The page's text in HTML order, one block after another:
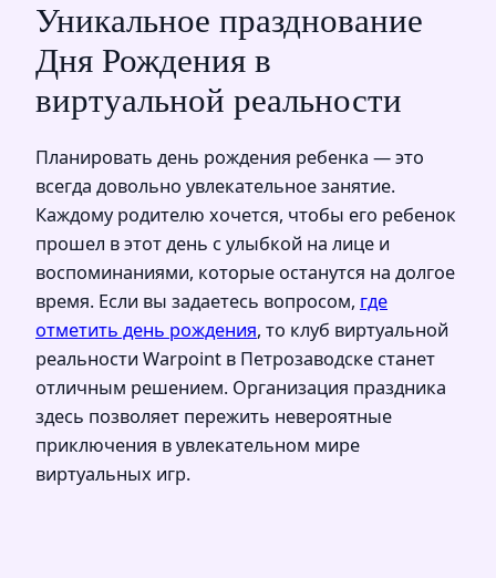
Уникальное празднование
Дня Рождения в
виртуальной реальности
Планировать день рождения ребенка — это
всегда довольно увлекательное занятие.
Каждому родителю хочется, чтобы его ребенок
прошел в этот день с улыбкой на лице и
воспоминаниями, которые останутся на долгое
время. Если вы задаетесь вопросом, где
отметить день рождения, то клуб виртуальной
реальности Warpoint в Петрозаводске станет
отличным решением. Организация праздника
здесь позволяет пережить невероятные
приключения в увлекательном мире
виртуальных игр.